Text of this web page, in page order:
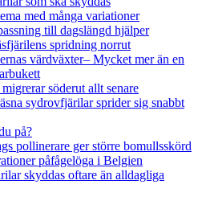
med många variationer
till dagslängd hjälper
spridning norrut
värdväxter– Mycket mer än en
söderut allt senare
sydrovfjärilar sprider sig snabbt
på?
pollinerare ger större bomullsskörd
påfågelöga i Belgien
skyddas oftare än alldagliga